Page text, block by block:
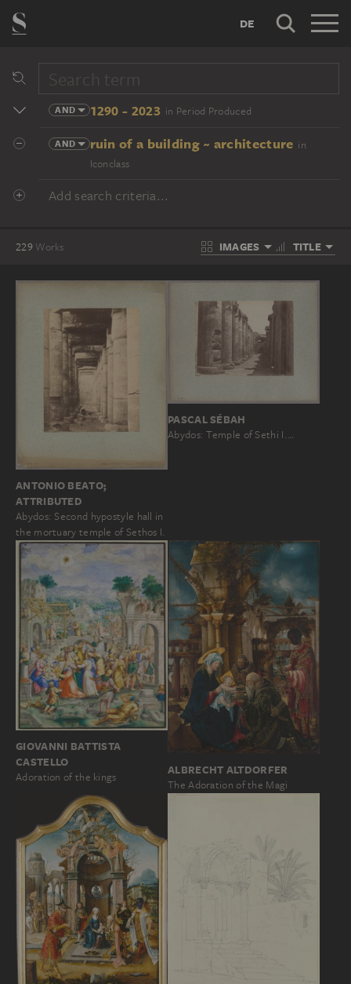
DE
AND 1290 - 2023 in Period Produced
AND ruin of a building ~ architecture in
Iconclass
Add search criteria...
229Works IMAGES TITLE
ANTONIO BEATO;
ATTRIBUTED
Abydos: Second hypostyle hall in
the mortuary temple of Sethos I.
PASCAL SÉBAH
Abydos: Temple of Sethi I.…
GIOVANNI BATTISTA
CASTELLO
Adoration of the kings
ALBRECHT ALTDORFER
The Adoration of the Magi